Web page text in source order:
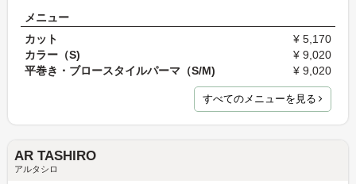
メニュー
カット
¥ 5,170
カラー（S)
¥ 9,020
平巻き・ブロースタイルパーマ（S/M)
¥ 9,020
すべてのメニューを見る
AR TASHIRO
アルタシロ